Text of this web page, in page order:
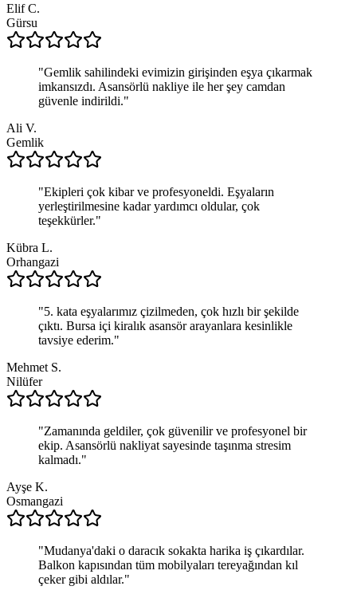
Elif C.
Gürsu
"Gemlik sahilindeki evimizin girişinden eşya çıkarmak
imkansızdı. Asansörlü nakliye ile her şey camdan
güvenle indirildi."
Ali V.
Gemlik
"Ekipleri çok kibar ve profesyoneldi. Eşyaların
yerleştirilmesine kadar yardımcı oldular, çok
teşekkürler."
Kübra L.
Orhangazi
"5. kata eşyalarımız çizilmeden, çok hızlı bir şekilde
çıktı. Bursa içi kiralık asansör arayanlara kesinlikle
tavsiye ederim."
Mehmet S.
Nilüfer
"Zamanında geldiler, çok güvenilir ve profesyonel bir
ekip. Asansörlü nakliyat sayesinde taşınma stresim
kalmadı."
Ayşe K.
Osmangazi
"Mudanya'daki o daracık sokakta harika iş çıkardılar.
Balkon kapısından tüm mobilyaları tereyağından kıl
çeker gibi aldılar."